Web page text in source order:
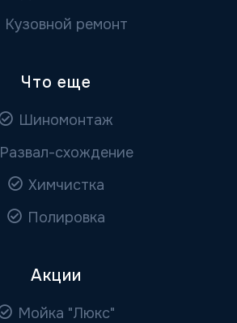
Кузовной ремонт
Что еще
Шиномонтаж
Развал-схождение
Химчистка
Полировка
Акции
Мойка "Люкс"